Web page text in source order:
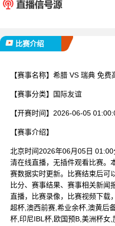
比赛介绍
【赛事名称】 希腊 VS 瑞典 免费
【赛事分类】 国际友谊
【开赛时间】 2026-06-05
【赛事介绍】
北京时间2026年06月05日
清在线直播，无插件观看比赛。
赛数据实时更新。比赛结束后可
比分、赛事结果、赛事相关新闻
直播，比赛录像，比赛视频下载
超杯,澳西前赛,希业余杯,澳黄后
杯,印尼IBL杯,欧国预B,美洲杯女